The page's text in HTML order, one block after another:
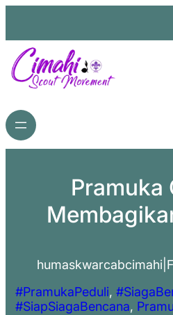
Pramuka
humaskwarcabcimahi
#PramukaPeduli,
#SiapSiagaBencana,